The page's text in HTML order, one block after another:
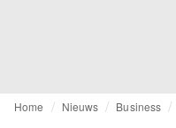
Home Nieuws Business